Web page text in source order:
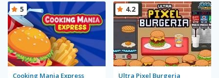
Cooking Mania Express
5
Ultra Pixel Burgeria
4.2